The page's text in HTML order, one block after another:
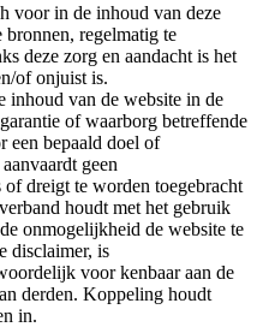
voor in de inhoud van deze
regelmatig te
deze zorg en aandacht is het
of onjuist is.
inhoud van de website in de
of waarborg betreffende
een bepaald doel of
geen
dreigt te worden toegebracht
houdt met het gebruik
onmogelijkheid de website te
disclaimer, is
voor kenbaar aan de
derden. Koppeling houdt
in.